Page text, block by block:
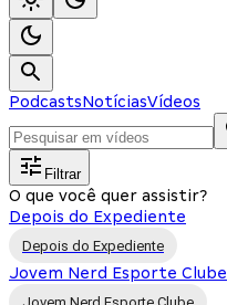
PodcastsNotíciasVídeos
Filtrar
O que você quer assistir?
Depois do Expediente
Depois do Expediente
Jovem Nerd Esporte Clube
Jovem Nerd Esporte Clube